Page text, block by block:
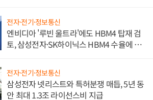
전자·전기·정보통신
엔비디아 '루빈 울트라'에도 HBM4 탑재 검
토, 삼성전자·SK하이닉스 HBM4 수율에 주
전자·전기·정보통신
삼성전자 넷리스트와 특허분쟁 매듭, 5년 동
안 최대 1.3조 라이선스비 지급